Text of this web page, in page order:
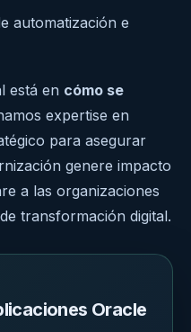
automatización e
está en cómo se
expertise en
para asegurar
genere impacto
a las organizaciones
transformación digital.
Oracle